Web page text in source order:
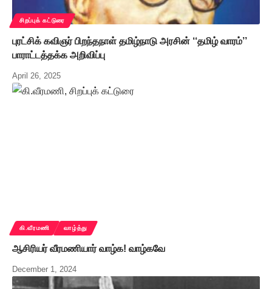
சிறப்புக் கட்டுரை
புரட்சிக் கவிஞர் பிறந்தநாள் தமிழ்நாடு அரசின் ‘‘தமிழ் வாரம்’’
பாராட்டத்தக்க அறிவிப்பு
April 26, 2025
கி.வீரமணி வாழ்த்து
ஆசிரியர் வீரமணியார் வாழ்க! வாழ்கவே
December 1, 2024